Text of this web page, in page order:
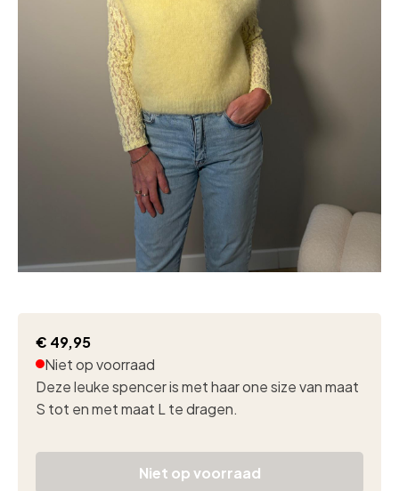
€ 49,95
Niet op voorraad
Deze leuke spencer is met haar one size van maat
S tot en met maat L te dragen.
Niet op voorraad